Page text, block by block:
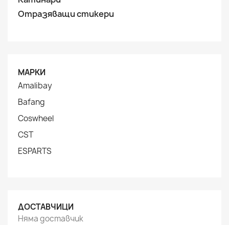
Отразяващи стикери
МАРКИ
Amalibay
Bafang
Coswheel
CST
ESPARTS
ДОСТАВЧИЦИ
Няма доставчик